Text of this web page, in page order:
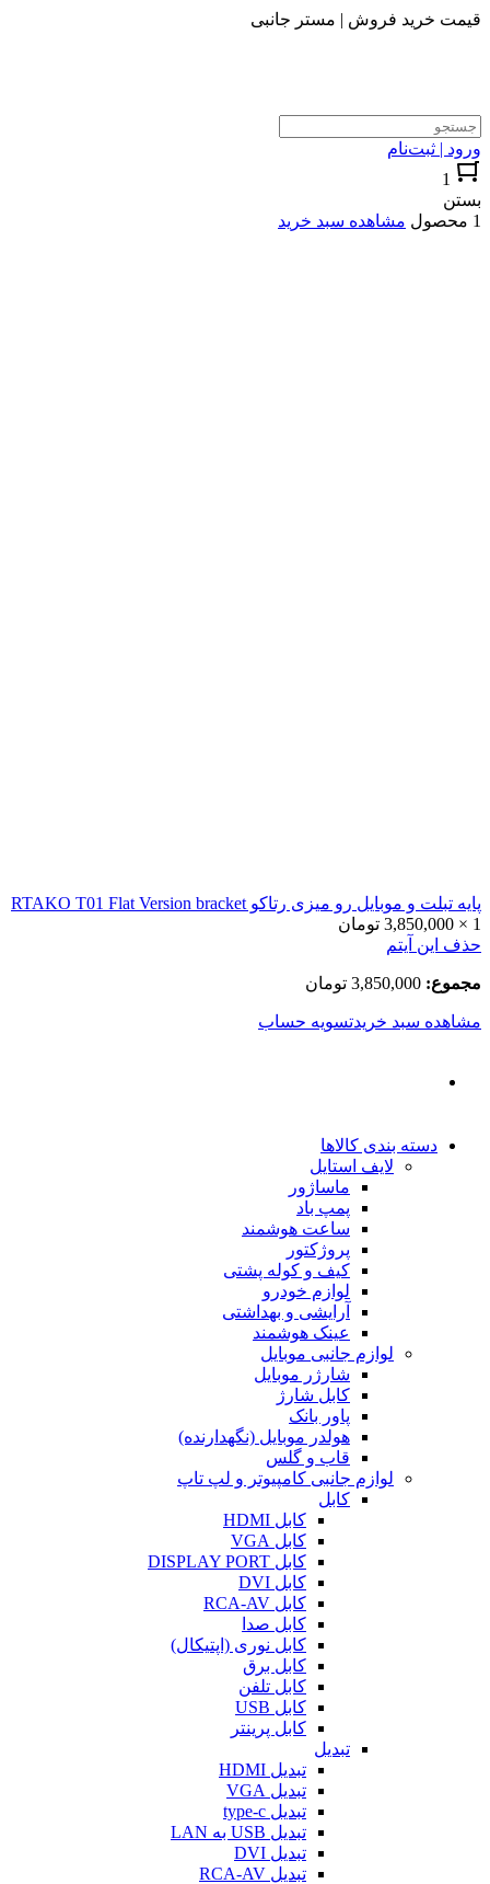
قیمت خرید فروش | مستر جانبی
ورود | ثبت‌نام
1
بستن
1 محصول
مشاهده سبد خرید
پایه تبلت و موبایل رو میزی رتاکو RTAKO T01 Flat Version bracket
1
×
3,850,000 تومان
حذف این آیتم
مجموع: 3,850,000 تومان
مشاهده سبد خریدتسویه حساب
دسته بندی کالاها
لایف استایل
ماساژور
پمپ باد
ساعت هوشمند
پروژکتور
کیف و کوله پشتی
لوازم خودرو
آرایشی و بهداشتی
عینک هوشمند
لوازم جانبی موبایل
شارژر موبایل
کابل شارژ
پاور بانک
هولدر موبایل (نگهدارنده)
قاب و گلس
لوازم جانبی کامپیوتر و لپ تاپ
کابل
کابل HDMI
کابل VGA
کابل DISPLAY PORT
کابل DVI
کابل RCA-AV
کابل صدا
کابل نوری (اپتیکال)
کابل برق
کابل تلفن
کابل USB
کابل پرینتر
تبدیل
تبدیل HDMI
تبدیل VGA
تبدیل type-c
تبدیل USB به LAN
تبدیل DVI
تبدیل RCA-AV